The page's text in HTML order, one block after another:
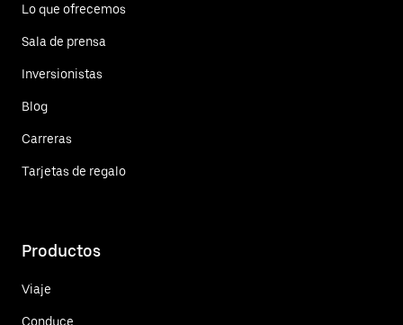
Lo que ofrecemos
Sala de prensa
Inversionistas
Blog
Carreras
Tarjetas de regalo
Productos
Viaje
Conduce